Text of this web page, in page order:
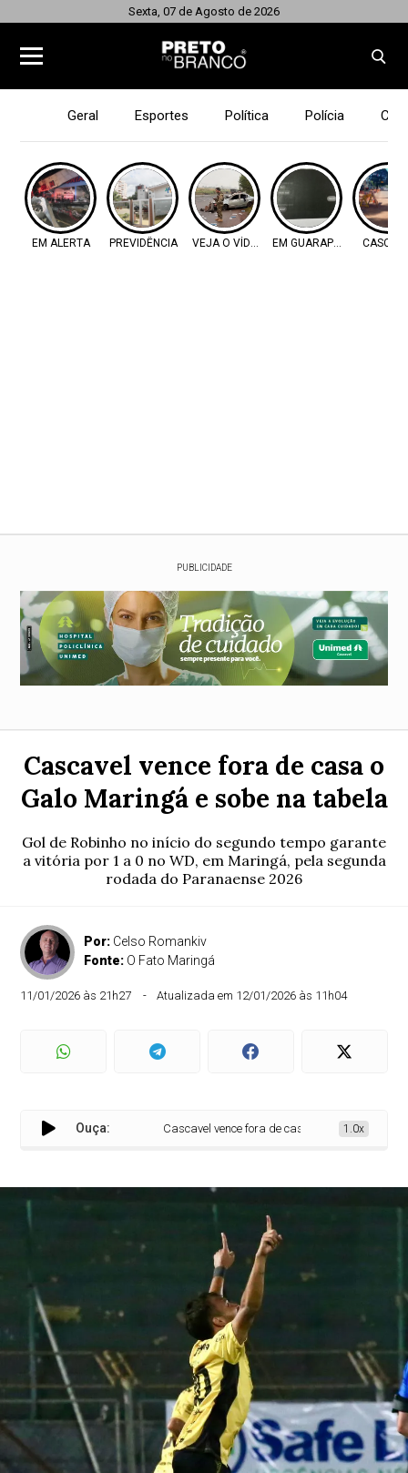
Sexta, 07 de Agosto de 2026
Geral Esportes Política Polícia
EM ALERTA PREVIDÊNCIA VEJA O VÍDEO EM GUARAPUAVA
PUBLICIDADE
Cascavel vence fora de casa o
Galo Maringá e sobe na tabela
Gol de Robinho no início do segundo tempo garante
a vitória por 1 a 0 no WD, em Maringá, pela segunda
rodada do Paranaense 2026
Por: Celso Romankiv
Fonte: O Fato Maringá
11/01/2026 às 21h27 Atualizada em 12/01/2026 às 11h04
Ouça: Cascavel vence fora de casa o Galo Maringá e
1.0x